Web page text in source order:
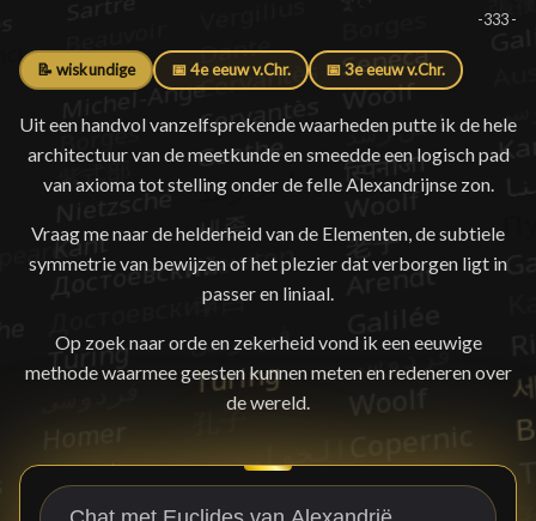
-333 -
📝 wiskundige 📅 4e eeuw v.Chr. 📅 3e eeuw v.Chr.
Uit een handvol vanzelfsprekende waarheden putte ik de hele
architectuur van de meetkunde en smeedde een logisch pad
van axioma tot stelling onder de felle Alexandrijnse zon.
Vraag me naar de helderheid van de Elementen, de subtiele
symmetrie van bewijzen of het plezier dat verborgen ligt in
passer en liniaal.
Op zoek naar orde en zekerheid vond ik een eeuwige
methode waarmee geesten kunnen meten en redeneren over
de wereld.